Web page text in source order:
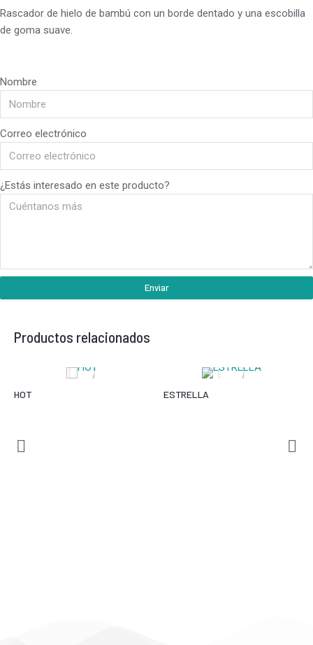
Rascador de hielo de bambú con un borde dentado y una escobilla
de goma suave.
Nombre
Correo electrónico
¿Estás interesado en este producto?
Enviar
Productos relacionados
HOT ESTRELLA